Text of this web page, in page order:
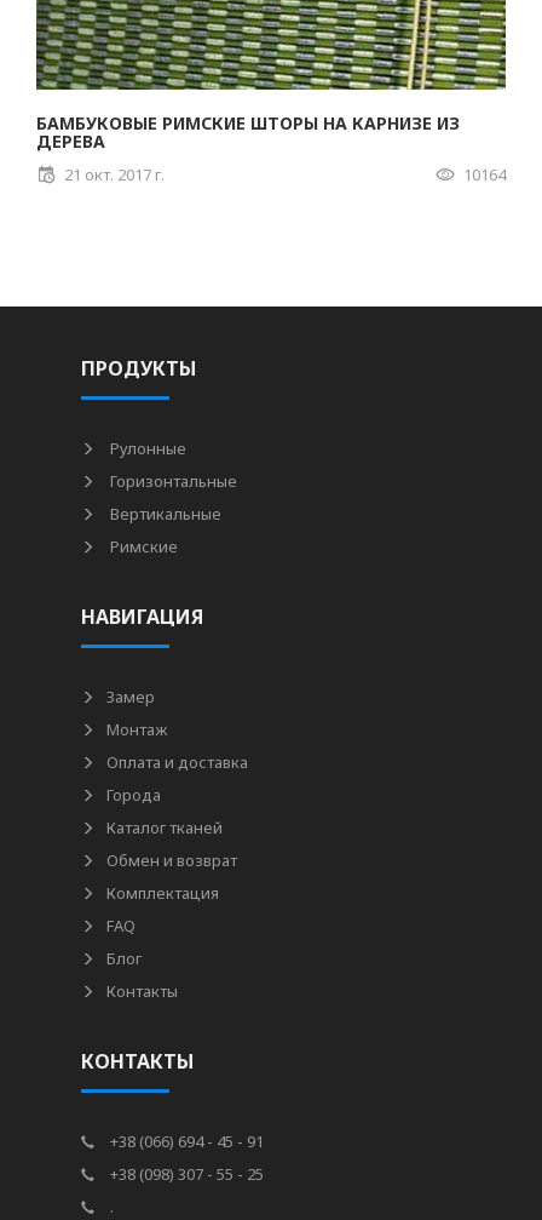
БАМБУКОВЫЕ РИМСКИЕ ШТОРЫ НА КАРНИЗЕ ИЗ
ДЕРЕВА
21 окт. 2017 г. 10164
ПРОДУКТЫ
Рулонные
Горизонтальные
Вертикальные
Римские
НАВИГАЦИЯ
Замер
Монтаж
Оплата и доставка
Города
Каталог тканей
Обмен и возврат
Комплектация
FAQ
Блог
Контакты
КОНТАКТЫ
+38 (066) 694 - 45 - 91
+38 (098) 307 - 55 - 25
.